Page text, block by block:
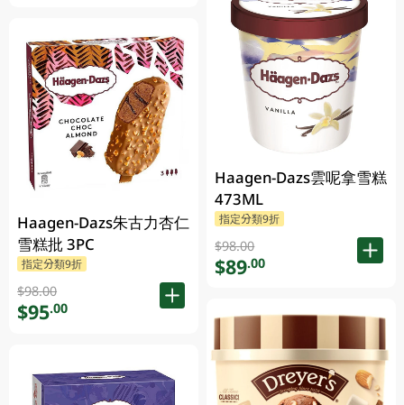
Haagen-Dazs朱古力杏仁
雪糕批 3PC
指定分類9折
$98.00
$95.00
Haagen-Dazs雲呢拿雪糕
473ML
指定分類9折
$98.00
$89.00